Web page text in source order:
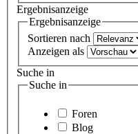
Ergebnisanzeige
Ergebnisanzeige
Sortieren nach
Anzeigen als
Suche in
Suche in
Foren
Blog